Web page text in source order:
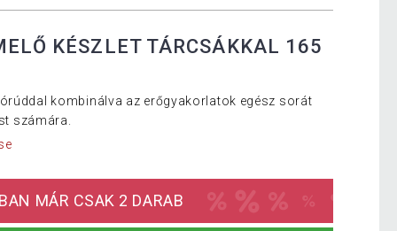
KÉSZLET TÁRCSÁKKAL 165
kombinálva az erőgyakorlatok egész sorát
számára.
MÁR CSAK 2 DARAB